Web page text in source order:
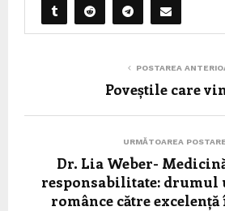
POSTAREA
Poveștile care
URMĂTOAREA POSTARE
Dr. Lia Weber-
responsabilitate: drumul
românce către